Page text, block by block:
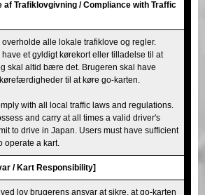
af Trafiklovgivning / Compliance with Traffic
alle lokale trafiklove og regler.
et gyldigt kørekort eller tilladelse til at
skal altid bære det. Brugeren skal have
til at køre go-karten.
with all local traffic laws and regulations.
and carry at all times a valid driver's
to drive in Japan. Users must have sufficient
operate a kart.
/ Kart Responsibility]
lov brugerens ansvar at sikre, at go-karten